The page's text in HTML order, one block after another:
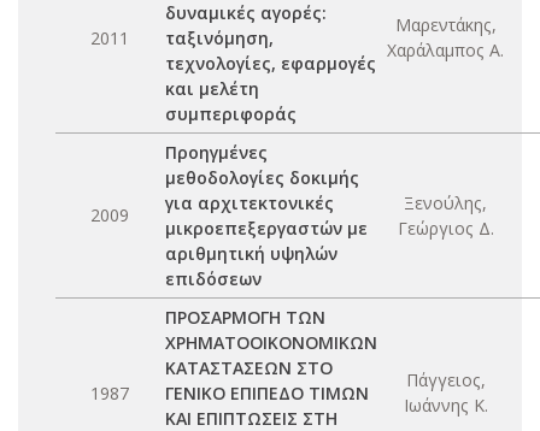
2011
δυναμικές αγορές:
ταξινόμηση,
τεχνολογίες, εφαρμογές
και μελέτη
συμπεριφοράς
Μαρεντάκης,
Χαράλαμπος Α.
2009
Προηγμένες
μεθοδολογίες δοκιμής
για αρχιτεκτονικές
μικροεπεξεργαστών με
αριθμητική υψηλών
επιδόσεων
Ξενούλης,
Γεώργιος Δ.
1987
ΠΡΟΣΑΡΜΟΓΗ ΤΩΝ
ΧΡΗΜΑΤΟΟΙΚΟΝΟΜΙΚΩΝ
ΚΑΤΑΣΤΑΣΕΩΝ ΣΤΟ
ΓΕΝΙΚΟ ΕΠΙΠΕΔΟ ΤΙΜΩΝ
ΚΑΙ ΕΠΙΠΤΩΣΕΙΣ ΣΤΗ
Πάγγειος,
Ιωάννης Κ.